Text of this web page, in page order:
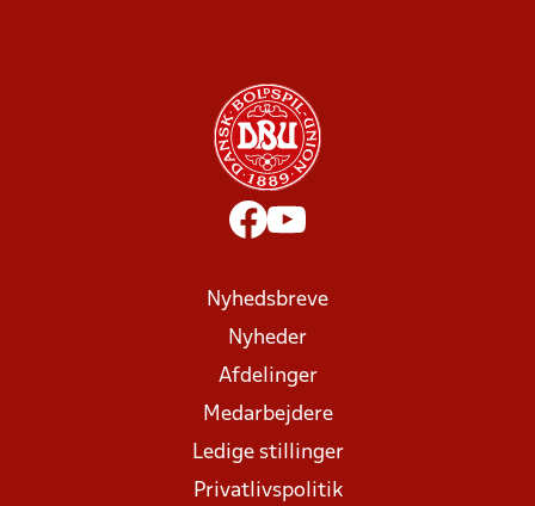
Nyhedsbreve
Nyheder
Afdelinger
Medarbejdere
Ledige stillinger
Privatlivspolitik